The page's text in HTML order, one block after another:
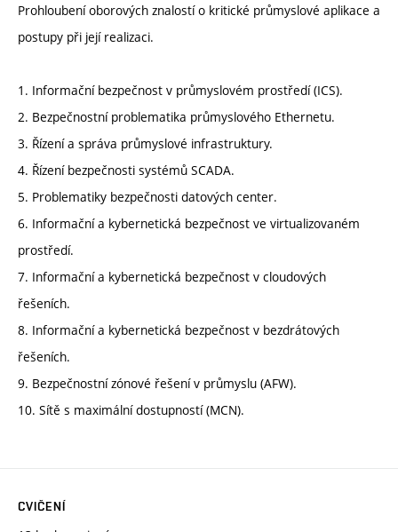
Prohloubení oborových znalostí o kritické průmyslové aplikace a
postupy při její realizaci.
1. Informační bezpečnost v průmyslovém prostředí (ICS).
2. Bezpečnostní problematika průmyslového Ethernetu.
3. Řízení a správa průmyslové infrastruktury.
4. Řízení bezpečnosti systémů SCADA.
5. Problematiky bezpečnosti datových center.
6. Informační a kybernetická bezpečnost ve virtualizovaném
prostředí.
7. Informační a kybernetická bezpečnost v cloudových
řešeních.
8. Informační a kybernetická bezpečnost v bezdrátových
řešeních.
9. Bezpečnostní zónové řešení v průmyslu (AFW).
10. Sítě s maximální dostupností (MCN).
CVIČENÍ